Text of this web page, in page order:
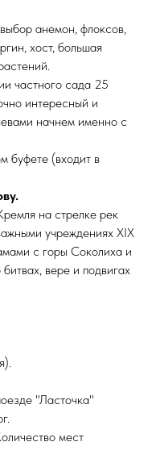
анемон, флоксов,
хост, большая
частного сада 25
интересный и
начнем именно с
буфете (входит в
на стрелке рек
учреждениях XIX
с горы Соколиха и
вере и подвигах
"Ласточка"
мест